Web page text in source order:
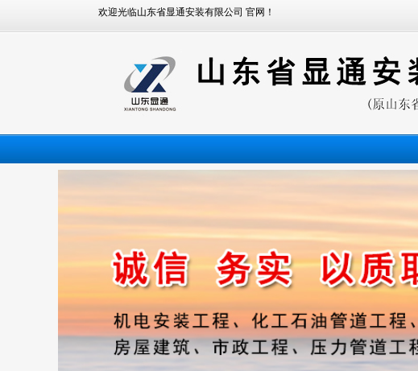
欢迎光临山东省显通安装有限公司 官网！